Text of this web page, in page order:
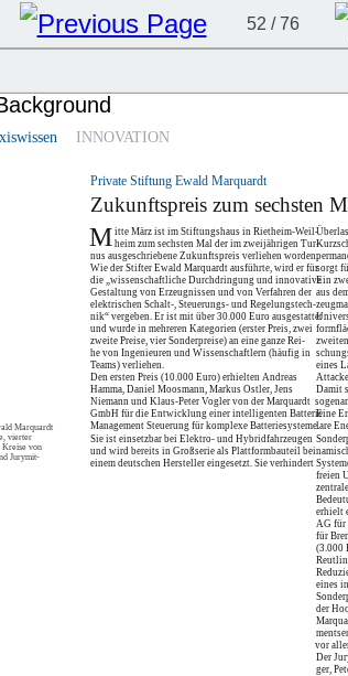
52 / 76
INNOVATION
Private Stiftung Ewald Marquardt
Zukunftspreis zum sechsten
M itte März ist im Stiftungshaus in Rietheim-Weil-
heim zum sechsten Mal der im zweijährigen Tur-
nus ausgeschriebene Zukunftspreis verliehen worden.
Wie der Stifter Ewald Marquardt ausführte, wird er für
die „wissenschaftliche Durchdringung und innovative
Gestaltung von Erzeugnissen und von Verfahren der
elektrischen Schalt-, Steuerungs- und Regelungstech-
nik“ vergeben. Er ist mit über 30.000 Euro ausgestattet
und wurde in mehreren Kategorien (erster Preis, zwei
zweite Preise, vier Sonderpreise) an eine ganze Rei-
he von Ingenieuren und Wissenschaftlern (häufig in
Teams) verliehen.
Den ersten Preis (10.000 Euro) erhielten Andreas
Hamma, Daniel Moosmann, Markus Ostler, Jens
Niemann und Klaus-Peter Vogler von der Marquardt
GmbH für die Entwicklung einer intelligenten Batterie
Management Steuerung für komplexe Batteriesysteme.
Sie ist einsetzbar bei Elektro- und Hybridfahrzeugen
und wird bereits in Großserie als Plattformbauteil bei
einem deutschen Hersteller eingesetzt. Sie verhindert
sorgt
Ein
aus
eines
Damit
Eine
lare
freien
erhielt
AG für
für
(3.000
eines
der
vor
Der
ger,
Marquardt
vierter
Kreise von
Jurymit-